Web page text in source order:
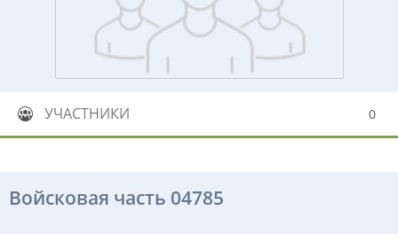
УЧАСТНИКИ 0
Войсковая часть 04785